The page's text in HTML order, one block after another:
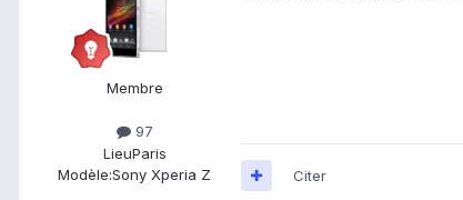
Membre
97
LieuParis
Modèle:Sony Xperia Z Citer